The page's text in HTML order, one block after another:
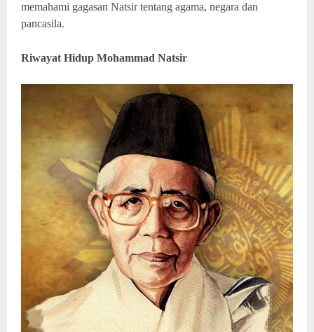
memahami gagasan Natsir tentang agama, negara dan
pancasila.
Riwayat Hidup Mohammad Natsir